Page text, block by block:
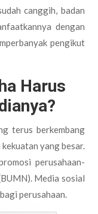
canggih, badan
dengan
pengikut
Harus
terus berkembang
yang besar.
perusahaan-
Media sosial
perusahaan.